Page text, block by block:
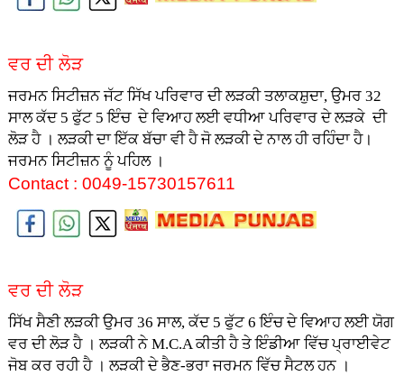
ਵਰ ਦੀ ਲੋੜ
ਜਰਮਨ ਸਿਟੀਜ਼ਨ ਜੱਟ ਸਿੱਖ ਪਰਿਵਾਰ ਦੀ ਲੜਕੀ ਤਲਾਕਸ਼ੁਦਾ, ਉਮਰ 32
ਸਾਲ ਕੱਦ 5 ਫੁੱਟ 5 ਇੰਚ ਦੇ ਵਿਆਹ ਲਈ ਵਧੀਆ ਪਰਿਵਾਰ ਦੇ ਲੜਕੇ ਦੀ
ਲੋੜ ਹੈ । ਲੜਕੀ ਦਾ ਇੱਕ ਬੱਚਾ ਵੀ ਹੈ ਜੋ ਲੜਕੀ ਦੇ ਨਾਲ ਹੀ ਰਹਿੰਦਾ ਹੈ।
ਜਰਮਨ ਸਿਟੀਜ਼ਨ ਨੂੰ ਪਹਿਲ ।
Contact : 0049-15730157611
ਵਰ ਦੀ ਲੋੜ
ਸਿੱਖ ਸੈਣੀ ਲੜਕੀ ਉਮਰ 36 ਸਾਲ, ਕੱਦ 5 ਫੁੱਟ 6 ਇੰਚ ਦੇ ਵਿਆਹ ਲਈ ਯੋਗ
ਵਰ ਦੀ ਲੋੜ ਹੈ । ਲੜਕੀ ਨੇ M.C.A ਕੀਤੀ ਹੈ ਤੇ ਇੰਡੀਆ ਵਿੱਚ ਪ੍ਰਾਈਵੇਟ
ਜੋਬ ਕਰ ਰਹੀ ਹੈ । ਲੜਕੀ ਦੇ ਭੈਣ-ਭਰਾ ਜਰਮਨ ਵਿੱਚ ਸੈਟਲ ਹਨ ।